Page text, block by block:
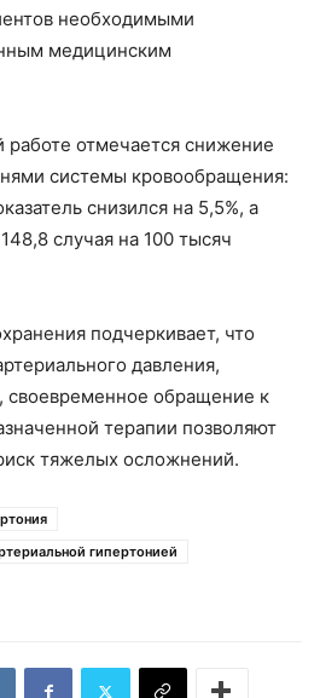
необходимыми
медицинским
работе отмечается снижение
системы кровообращения:
снизился на 5,5%, а
случая на 100 тысяч
подчеркивает, что
давления,
своевременное обращение к
терапии позволяют
тяжелых осложнений.
гипертонией